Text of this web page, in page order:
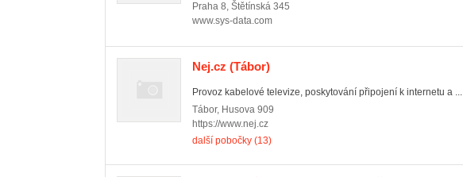
Praha 8, Štětínská 345
www.sys-data.com
Nej.cz (Tábor)
Provoz kabelové televize, poskytování připojení k internetu a ...
Tábor, Husova 909
https://www.nej.cz
další pobočky (13)